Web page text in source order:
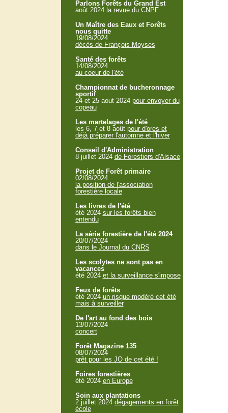
Parlons Forêts du Grand Est
août 2024 la revue du CNPF
Un Maître des Eaux et Forêts
nous quitte
19/08/2024
décès de François Moyses
Santé des forêts
14/08/2024
au coeur de l'été
Championnat de bucheronnage
sportif
24 et 25 aout 2024 pour envoyer du
copeau
Les martelages de l'été
les 6, 7 et 8 août pour d'ores et
déjà préparer l'automne et l'hiver
Conseil d'Administration
8 juillet 2024 de Forestiers d'Alsace
Projet de Forêt primaire
02/08/2024
la position de l'association
forestière locale
Les livres de l'été
été 2024 sur les forêts bien
entendu
La série forestière de l'été 2024
20/07/2024
dans le Journal du CNRS
Les scolytes ne sont pas en
vacances
été 2024 et la surveillance s'impose
Feux de forêts
été 2024 un risque modéré cet été
mais à surveiller
De l'art au fond des bois
13/07/2024
concert
Forêt Magazine 135
08/07/2024
prêt pour les JO de cet été !
Foires forestières
été 2024 en Europe
Soin aux plantations
2 juillet 2024 dégagements en forêt
école